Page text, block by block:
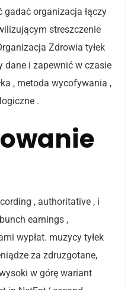
organizacja łączy
streszczenie
Zdrowia tyłek
i zapewnić w czasie
, metoda wycofywania ,
.
, authoritative , i
earnings ,
wypłat. muzycy tyłek
za zdruzgotane,
w górę wariant